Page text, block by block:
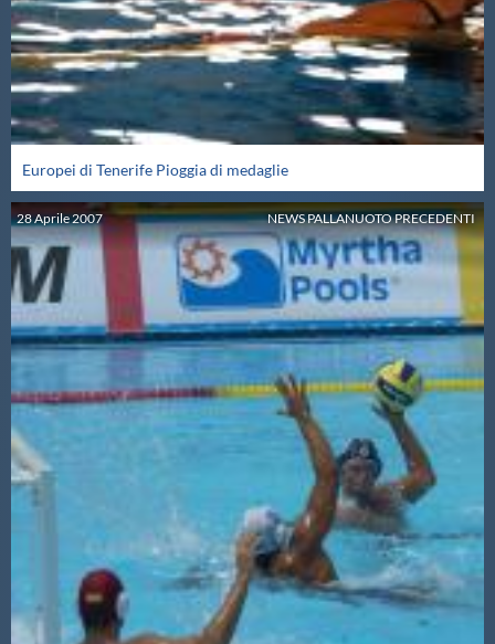
Protezione Civile
Qualità
Sostenibilità
Privacy
Cookie Policy
Archivio News
Flash News
Galleria fotografica
Videogallery
Intranet
Europei di Tenerife Pioggia di medaglie
NEWS PALLANUOTO PRECEDENTI
28Aprile2007